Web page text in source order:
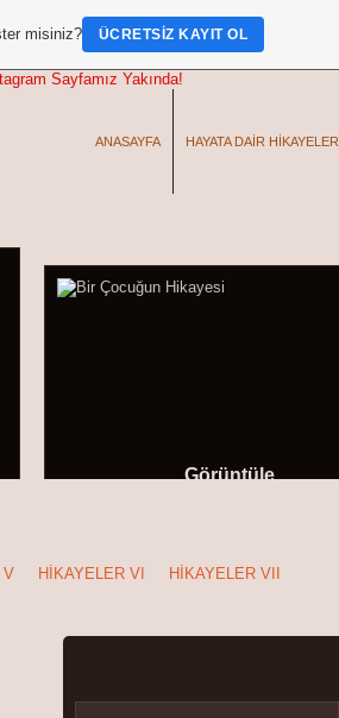
ANASAYFA HAYATA DAIR HIKAYELER
Görüntüle
V HIKAYELER VI HIKAYELER VII
misiniz? ÜCRETSIZ KAYIT OL